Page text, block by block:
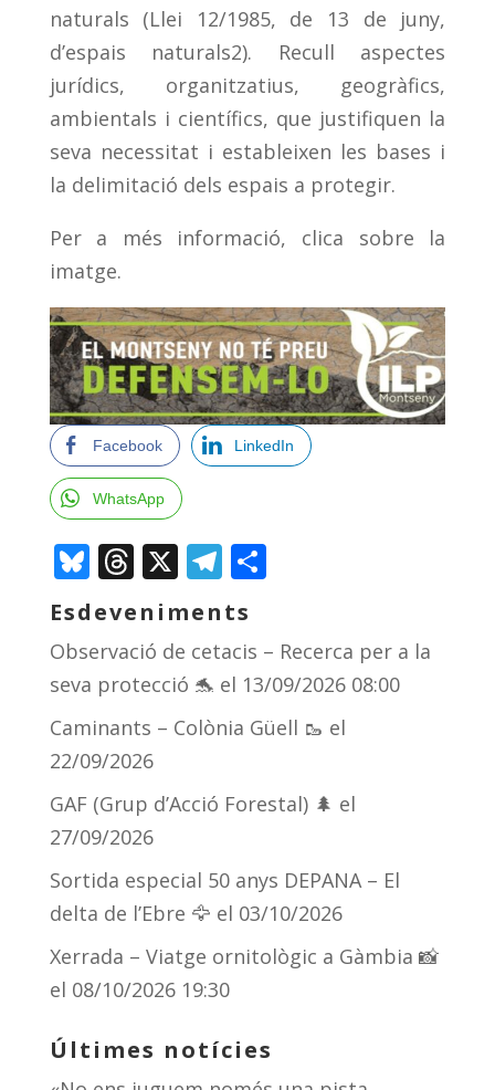
naturals (Llei 12/1985, de 13 de juny,
d’espais naturals2). Recull aspectes
jurídics, organitzatius, geogràfics,
ambientals i científics, que justifiquen la
seva necessitat i estableixen les bases i
la delimitació dels espais a protegir.
Per a més informació, clica sobre la
imatge.
Facebook LinkedIn
WhatsApp
Bluesky
Threads
X Telegram
Comparteix
Esdeveniments
Observació de cetacis – Recerca per a la
seva protecció 🐬 el 13/09/2026 08:00
Caminants – Colònia Güell 🥾 el
22/09/2026
GAF (Grup d’Acció Forestal) 🌲 el
27/09/2026
Sortida especial 50 anys DEPANA – El
delta de l’Ebre 🦅 el 03/10/2026
Xerrada – Viatge ornitològic a Gàmbia 📸
el 08/10/2026 19:30
Últimes notícies